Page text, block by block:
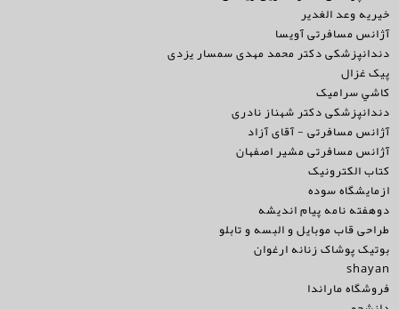
خیریه وعد الغدیر
آژانس مسافرتی آویسا
دندانپزشکی دکتر محمد مهدی سمسار یزدی
پیک غزال
کاشي سراميک
دندانپزشکی دکتر شهناز نادری
آژانس مسافرتی - آقای آزاد
آژانس مسافرتی مشیر اصفهان
کتاب الکترونیک
ازمایشگاه سوده
دوهفته نامه پیام اندیشه
طراحی قاب موبایل و البسه و تابلو
بوتیک پوشاک زنانه ارغوان
shayan
فروشگاه ماراندا